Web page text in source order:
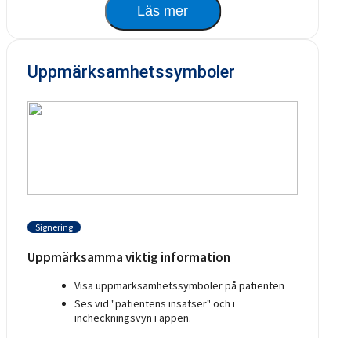
Läs mer
Uppmärksamhetssymboler
Signering
Uppmärksamma viktig information
Visa uppmärksamhetssymboler på patienten
Ses vid "patientens insatser" och i
incheckningsvyn i appen.